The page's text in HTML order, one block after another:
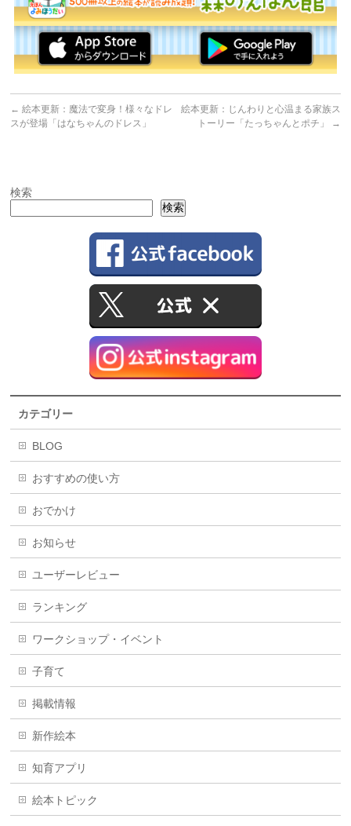
← 絵本更新：魔法で変身！様々なドレ
スが登場「はなちゃんのドレス」
絵本更新：じんわりと心温まる家族ス
トーリー「たっちゃんとポチ」
→
検索
検索
カテゴリー
BLOG
おすすめの使い方
おでかけ
お知らせ
ユーザーレビュー
ランキング
ワークショップ・イベント
子育て
掲載情報
新作絵本
知育アプリ
絵本トピック